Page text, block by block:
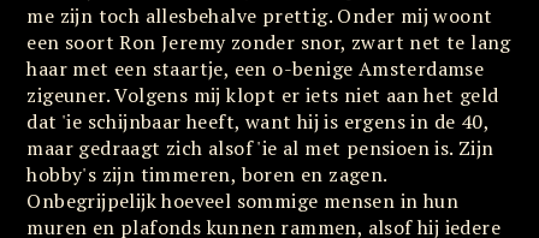
me zijn toch allesbehalve prettig. Onder mij woont
een soort Ron Jeremy zonder snor, zwart net te lang
haar met een staartje, een o-benige Amsterdamse
zigeuner. Volgens mij klopt er iets niet aan het geld
dat 'ie schijnbaar heeft, want hij is ergens in de 40,
maar gedraagt zich alsof 'ie al met pensioen is. Zijn
hobby's zijn timmeren, boren en zagen.
Onbegrijpelijk hoeveel sommige mensen in hun
muren en plafonds kunnen rammen, alsof hij iedere